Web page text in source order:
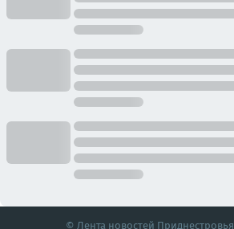
© Лента новостей Приднестровья